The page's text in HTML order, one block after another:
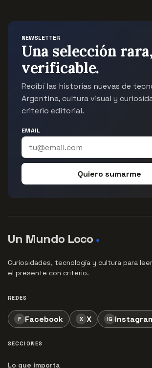
NEWSLETTER
Una selección
verificable.
Recibí las historias nuevas de
Argentina, cultura visual y
criterio editorial.
EMAIL
Quiero sumarme
Un Mundo Loco ●
Curiosidades, tecnología y cultura para leer
el presente con criterio.
REDES
F Facebook X X IG
SECCIONES
Lo que importa